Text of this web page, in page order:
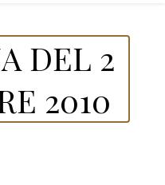
DEL 2
2010